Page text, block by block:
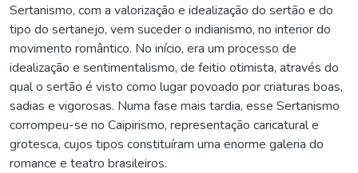
Sertanismo, com a valorização e idealização do sertão e do
tipo do sertanejo, vem suceder o indianismo, no interior do
movimento romântico. No início, era um processo de
idealização e sentimentalismo, de feitio otimista, através do
qual o sertão é visto como lugar povoado por criaturas boas,
sadias e vigorosas. Numa fase mais tardia, esse Sertanismo
corrompeu-se no Caipirismo, representação caricatural e
grotesca, cujos tipos constituíram uma enorme galeria do
romance e teatro brasileiros.